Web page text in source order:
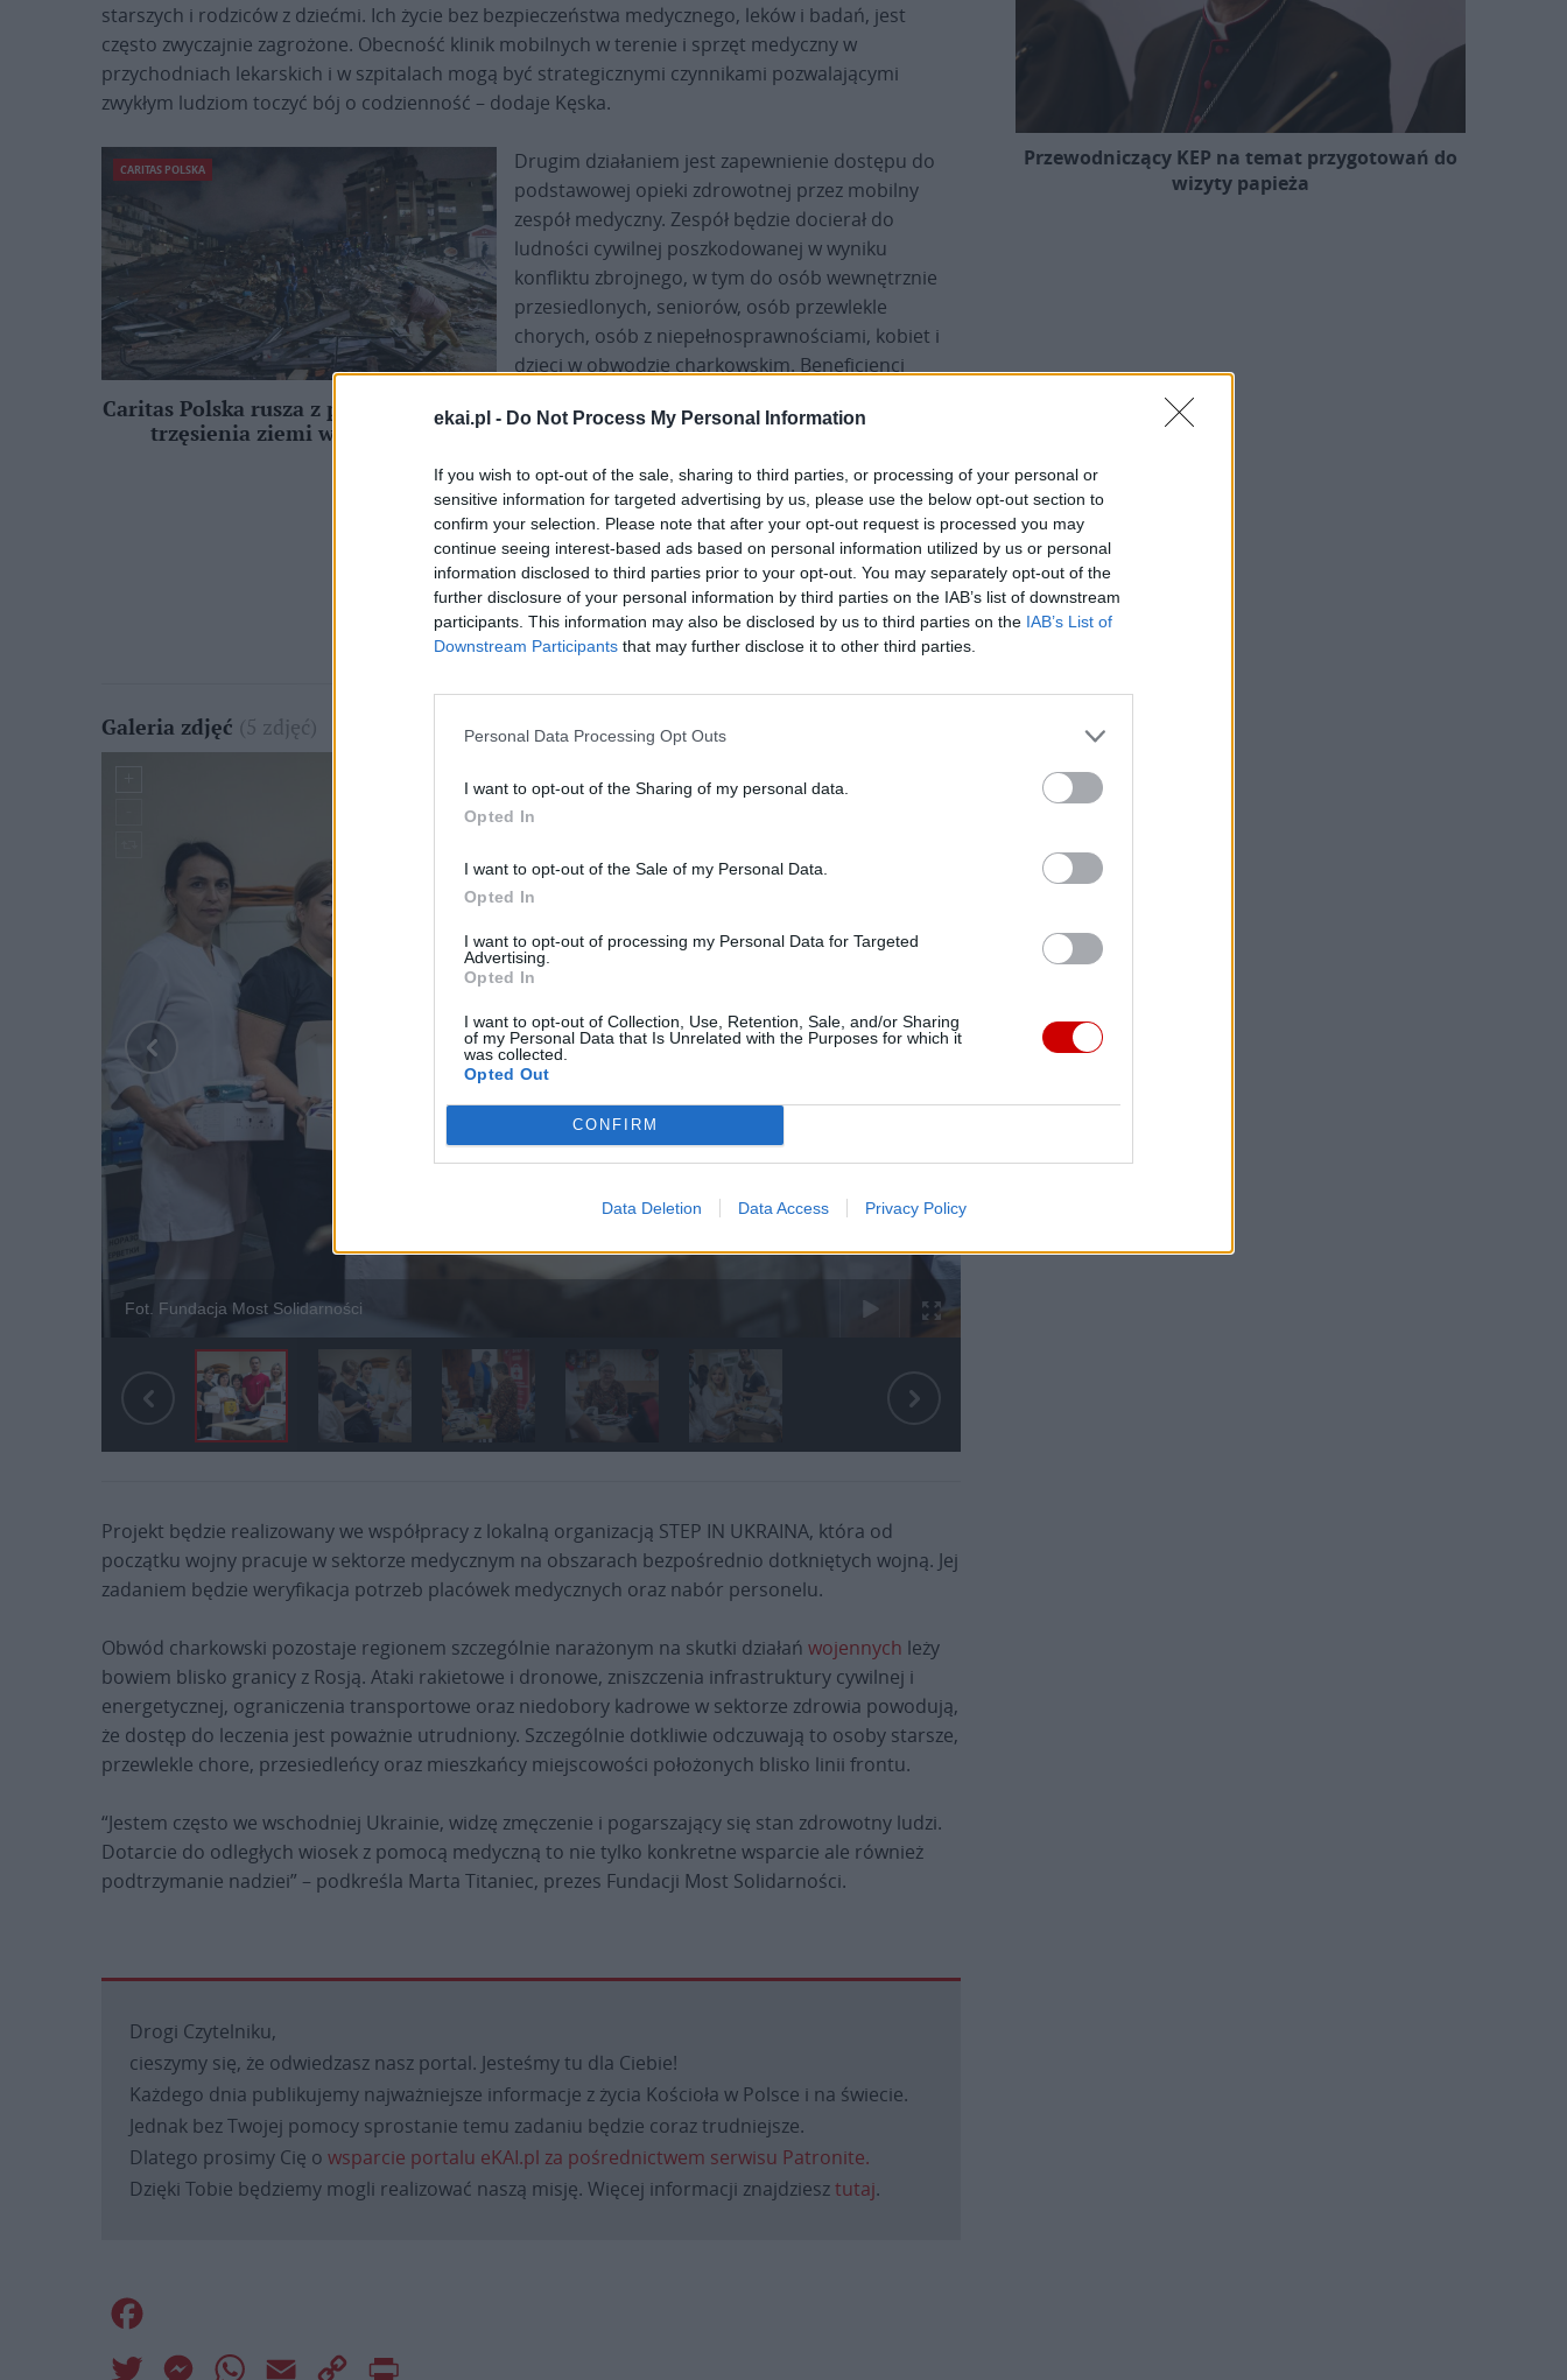
ekai.pl - Do Not Process My Personal Information
If you wish to opt-out of the sale, sharing to third parties, or processing of your personal or
sensitive information for targeted advertising by us, please use the below opt-out section to
confirm your selection. Please note that after your opt-out request is processed you may
continue seeing interest-based ads based on personal information utilized by us or personal
information disclosed to third parties prior to your opt-out. You may separately opt-out of the
further disclosure of your personal information by third parties on the IAB’s list of downstream
participants. This information may also be disclosed by us to third parties on the IAB’s List of
Downstream Participants that may further disclose it to other third parties.
Personal Data Processing Opt Outs
I want to opt-out of the Sharing of my personal data.
Opted In
I want to opt-out of the Sale of my Personal Data.
Opted In
I want to opt-out of processing my Personal Data for Targeted
Advertising.
Opted In
I want to opt-out of Collection, Use, Retention, Sale, and/or Sharing
of my Personal Data that Is Unrelated with the Purposes for which it
was collected.
Opted Out
CONFIRM
Data Deletion Data Access Privacy Policy
starszych i rodziców z dziećmi. Ich życie bez bezpieczeństwa medycznego, leków i badań, jest
często zwyczajnie zagrożone. Obecność klinik mobilnych w terenie i sprzęt medyczny w
przychodniach lekarskich i w szpitalach mogą być strategicznymi czynnikami pozwalającymi
zwykłym ludziom toczyć bój o codzienność – dodaje Kęska.
CARITAS POLSKA
Caritas Polska rusza z pomocą ofiarom
trzęsienia ziemi w Wenezueli
Drugim działaniem jest zapewnienie dostępu do
podstawowej opieki zdrowotnej przez mobilny
zespół medyczny. Zespół będzie docierał do
ludności cywilnej poszkodowanej w wyniku
konfliktu zbrojnego, w tym do osób wewnętrznie
przesiedlonych, seniorów, osób przewlekle
chorych, osób z niepełnosprawnościami, kobiet i
dzieci w obwodzie charkowskim. Beneficjenci
ograniczyć bariery finansowe i logistyczne w
Galeria zdjęć (5 zdjęć)
Fot. Fundacja Most Solidarności
Projekt będzie realizowany we współpracy z lokalną organizacją STEP IN UKRAINA, która od
początku wojny pracuje w sektorze medycznym na obszarach bezpośrednio dotkniętych wojną. Jej
zadaniem będzie weryfikacja potrzeb placówek medycznych oraz nabór personelu.
Obwód charkowski pozostaje regionem szczególnie narażonym na skutki działań wojennych leży
bowiem blisko granicy z Rosją. Ataki rakietowe i dronowe, zniszczenia infrastruktury cywilnej i
energetycznej, ograniczenia transportowe oraz niedobory kadrowe w sektorze zdrowia powodują,
że dostęp do leczenia jest poważnie utrudniony. Szczególnie dotkliwie odczuwają to osoby starsze,
przewlekle chore, przesiedleńcy oraz mieszkańcy miejscowości położonych blisko linii frontu.
“Jestem często we wschodniej Ukrainie, widzę zmęczenie i pogarszający się stan zdrowotny ludzi.
Dotarcie do odległych wiosek z pomocą medyczną to nie tylko konkretne wsparcie ale również
podtrzymanie nadziei” – podkreśla Marta Titaniec, prezes Fundacji Most Solidarności.
Drogi Czytelniku,
cieszymy się, że odwiedzasz nasz portal. Jesteśmy tu dla Ciebie!
Każdego dnia publikujemy najważniejsze informacje z życia Kościoła w Polsce i na świecie.
Jednak bez Twojej pomocy sprostanie temu zadaniu będzie coraz trudniejsze.
Dlatego prosimy Cię o wsparcie portalu eKAI.pl za pośrednictwem serwisu Patronite.
Dzięki Tobie będziemy mogli realizować naszą misję. Więcej informacji znajdziesztutaj.
Twitter MessengerWhatsApp
Email Copy
Przewodniczący KEP na temat przygotowań do
wizyty papieża